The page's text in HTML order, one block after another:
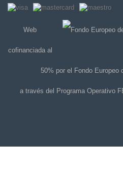
Web
cofinanciada al
50% por el Fondo Europeo
a través del Programa Operativo